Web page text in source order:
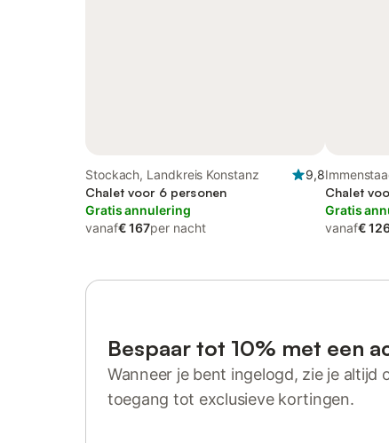
Stockach, Landkreis Konstanz
9,8
Chalet voor 6 personen
Gratis annulering
vanaf€ 167per nacht
Obersee
Chalet
Gratis
vanaf€
Bespaar tot 10% met een
Wanneer je bent ingelogd, zie je altijd
toegang tot exclusieve kortingen.